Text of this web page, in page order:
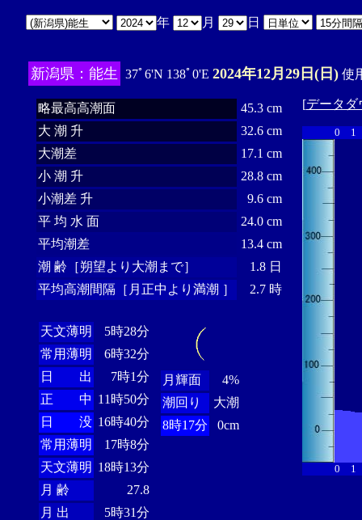
年 月 日
新潟県：能生 37ﾟ6'N 138ﾟ0'E 2024年12月29日(日)使
略最高高潮面
45.3 cm
大 潮 升
32.6 cm
大潮差
17.1 cm
小 潮 升
28.8 cm
小潮差 升
9.6 cm
平 均 水 面
24.0 cm
平均潮差
13.4 cm
潮 齢［朔望より大潮まで］
1.8 日
平均高潮間隔［月正中より満潮 ］
2.7 時
天文薄明
5時28分
常用薄明
6時32分
日 出
7時1分
正 中 11時50分
日 没 16時40分
常用薄明
17時8分
天文薄明 18時13分
月 齢
27.8
月 出
5時31分
月輝面
4%
潮回り
大潮
8時17分
0cm
[データダ
0 1
0 1